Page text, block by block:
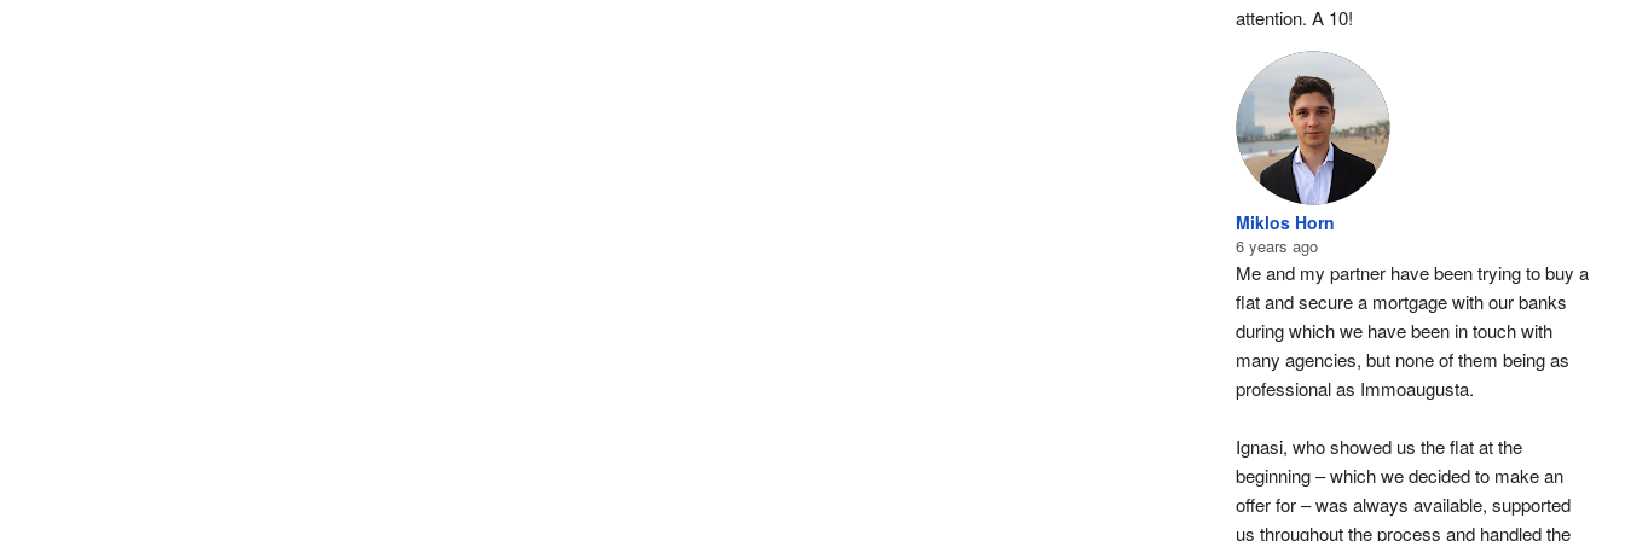
attention. A 10!
Miklos Horn
6 years ago
Me and my partner have been trying to buy a
flat and secure a mortgage with our banks
during which we have been in touch with
many agencies, but none of them being as
professional as Immoaugusta.
Ignasi, who showed us the flat at the
beginning – which we decided to make an
offer for – was always available, supported
us throughout the process and handled the